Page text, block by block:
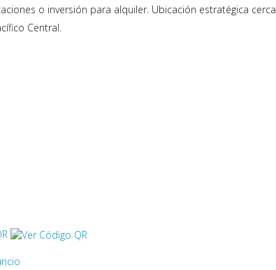
o inversión para alquiler. Ubicación estratégica cerca
Central.